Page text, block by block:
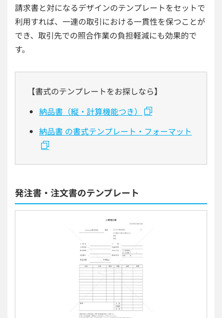
請求書と対になるデザインのテンプレートをセットで
利用すれば、一連の取引における一貫性を保つことが
でき、取引先での照合作業の負担軽減にも効果的で
す。
【書式のテンプレートをお探しなら】
納品書（縦・計算機能つき）
納品書 の書式テンプレート・フォーマット
発注書・注文書のテンプレート